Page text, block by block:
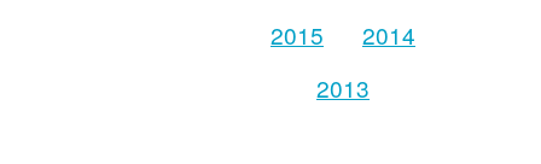
2015
2014
2013